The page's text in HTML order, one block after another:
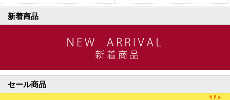
新着商品
セール商品